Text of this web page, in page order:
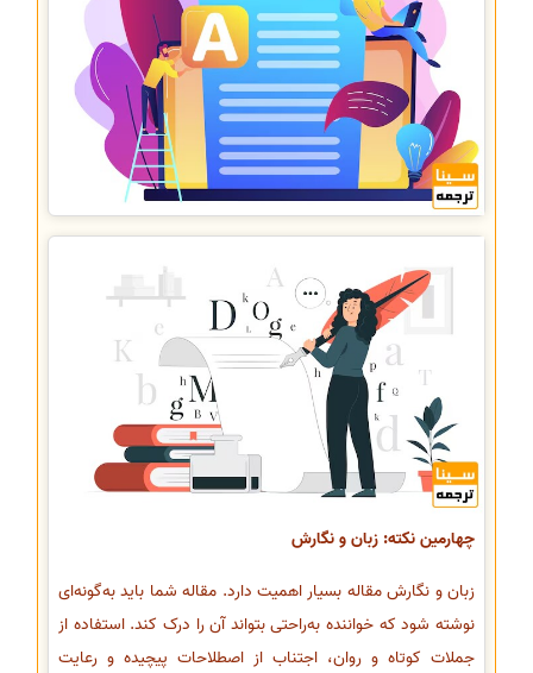
چهارمین نکته: زبان و نگارش
زبان و نگارش مقاله بسیار اهمیت دارد. مقاله شما باید به‌گونه‌ای
نوشته شود که خواننده به‌راحتی بتواند آن را درک کند. استفاده از
جملات کوتاه و روان، اجتناب از اصطلاحات پیچیده و رعایت